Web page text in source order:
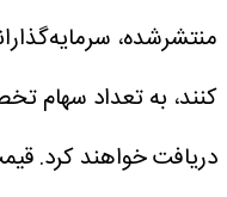
منتشرشده،
کنند، به تعداد سهام